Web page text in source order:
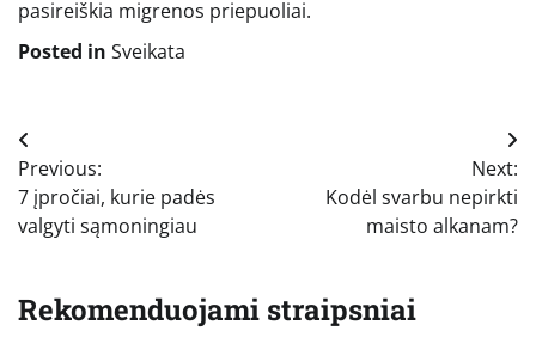
pasireiškia migrenos priepuoliai.
Posted in Sveikata
Navigacija
tarp
įrašų
Previous:
7 įpročiai, kurie padės
valgyti sąmoningiau
Next:
Kodėl svarbu nepirkti
maisto alkanam?
Rekomenduojami straipsniai